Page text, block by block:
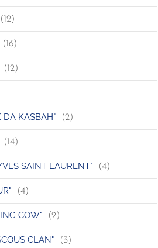
(12)
(16)
(12)
DA KASBAH" (2)
(14)
SAINT LAURENT" (4)
(4)
COW" (2)
CLAN" (3)